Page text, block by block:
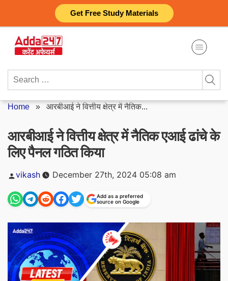
Get Free Study Materials
content
Search
Home » आरबीआई ने वित्तीय क्षेत्र में नैतिक...
आरबीआई ने वित्तीय क्षेत्र में नैतिक एआई ढांचे के
लिए पैनल गठित किया
Posted
vikash December 27th, 2024 05:08 am
Add as a preferred
source on Google